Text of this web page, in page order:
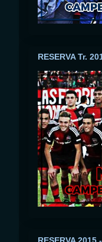
RESERVA Tr.
RESERVA